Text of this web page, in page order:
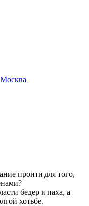
пройти для того,
бедер и паха, а
хотьбе.